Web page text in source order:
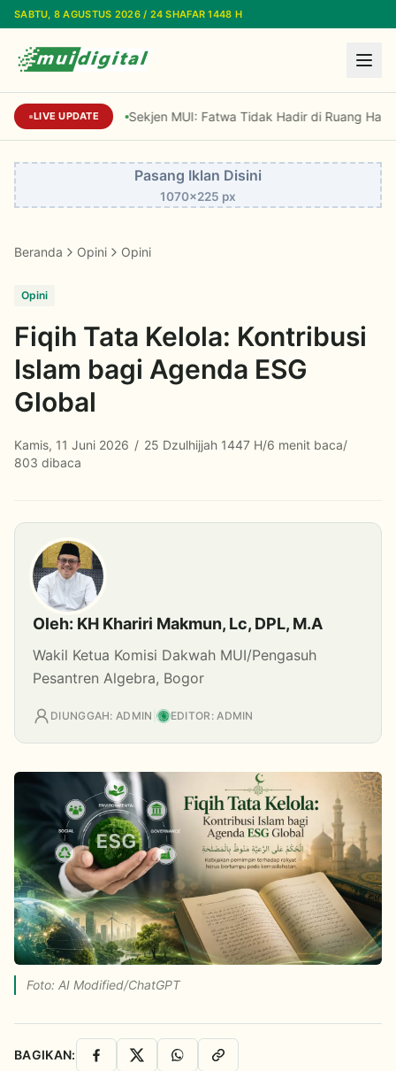
Lewati ke konten utama
SABTU, 8 AGUSTUS 2026 / 24 SHAFAR 1448 H
LIVE UPDATE Sekjen MUI: Fatwa Tidak Hadir di Ruang
Pasang Iklan Disini
1070x225 px
Beranda Opini Opini
Opini
Fiqih Tata Kelola: Kontribusi
Islam bagi Agenda ESG
Global
Kamis, 11 Juni 2026 / 25 Dzulhijjah 1447 H/6 menit baca/
803 dibaca
Oleh: KH Khariri Makmun, Lc, DPL, M.A
Wakil Ketua Komisi Dakwah MUI/Pengasuh
Pesantren Algebra, Bogor
DIUNGGAH: ADMIN EDITOR: ADMIN
Foto: AI Modified/ChatGPT
BAGIKAN: Facebook
X WhatsAppSalin Link